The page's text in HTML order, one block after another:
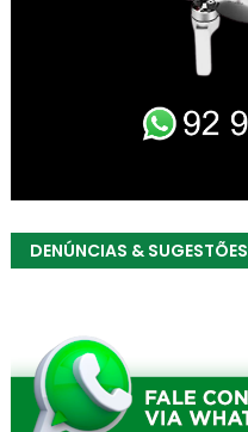
DENÚNCIAS & SUGESTÕES